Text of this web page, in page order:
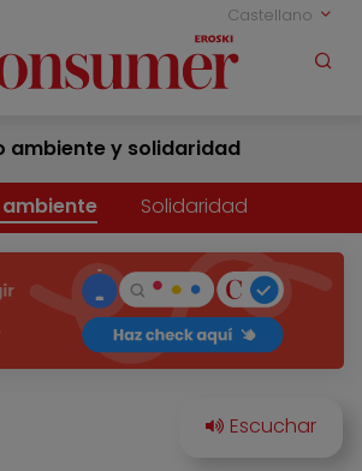
Castellano
ambiente y solidaridad
Solidaridad